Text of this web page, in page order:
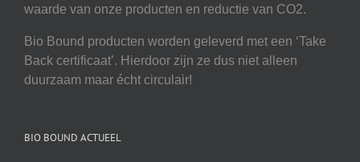
waarde van onze producten en reductie van CO2.
Bio Bound producten worden geleverd met een ‘Take
Back certificaat’. Hierdoor zijn ze dus niet alleen
duurzaam maar écht circulair!
BIO BOUND ACTUEEL